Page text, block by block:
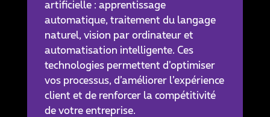
artificielle : apprentissage
automatique, traitement du langage
naturel, vision par ordinateur et
automatisation intelligente. Ces
technologies permettent d’optimiser
vos processus, d’améliorer l’expérience
client et de renforcer la compétitivité
de votre entreprise.